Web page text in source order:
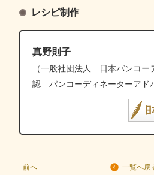
レシピ制作
真野則子
（一般社団法人 日本パンコー
認 パンコーディネーターアド
前へ 一覧へ戻